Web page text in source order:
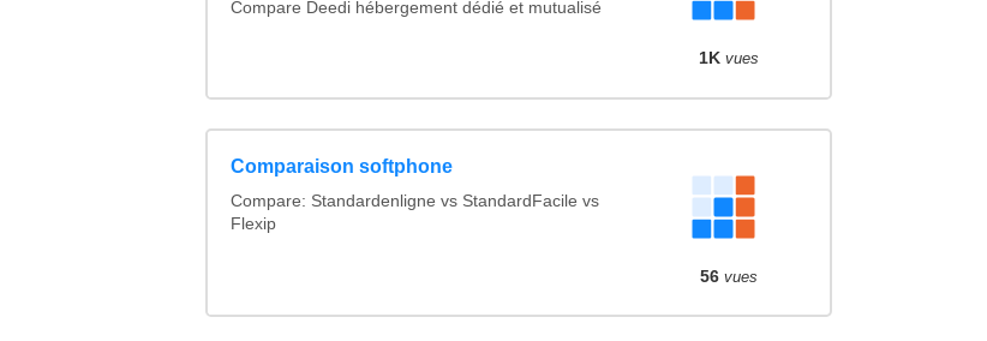
Compare Deedi hébergement dédié et mutualisé
1K vues
Comparaison softphone
Compare: Standardenligne vs StandardFacile vs
Flexip
56 vues